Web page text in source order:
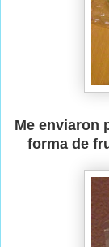
Me enviaron
forma de